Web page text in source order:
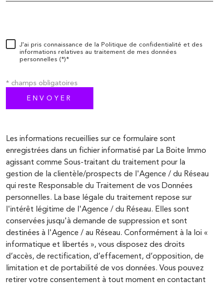
J'ai pris connaissance de la Politique de confidentialité et des
informations relatives au traitement de mes données
personnelles (*)*
* champs obligatoires
ENVOYER
Les informations recueillies sur ce formulaire sont
enregistrées dans un fichier informatisé par La Boite Immo
agissant comme Sous-traitant du traitement pour la
gestion de la clientèle/prospects de l'Agence / du Réseau
qui reste Responsable du Traitement de vos Données
personnelles. La base légale du traitement repose sur
l'intérêt légitime de l'Agence / du Réseau. Elles sont
conservées jusqu'à demande de suppression et sont
destinées à l'Agence / au Réseau. Conformément à la loi «
informatique et libertés », vous disposez des droits
d’accès, de rectification, d’effacement, d’opposition, de
limitation et de portabilité de vos données. Vous pouvez
retirer votre consentement à tout moment en contactant